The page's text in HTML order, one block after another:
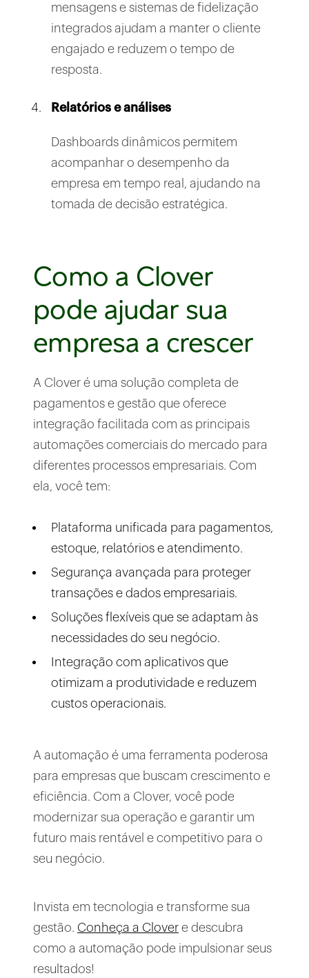
mensagens e sistemas de fidelização
integrados ajudam a manter o cliente
engajado e reduzem o tempo de
resposta.
Relatórios e análises
Dashboards dinâmicos permitem
acompanhar o desempenho da
empresa em tempo real, ajudando na
tomada de decisão estratégica.
Como a Clover
pode ajudar sua
empresa a crescer
A Clover é uma solução completa de
pagamentos e gestão que oferece
integração facilitada com as principais
automações comerciais do mercado para
diferentes processos empresariais. Com
ela, você tem:
Plataforma unificada para pagamentos,
estoque, relatórios e atendimento.
Segurança avançada para proteger
transações e dados empresariais.
Soluções flexíveis que se adaptam às
necessidades do seu negócio.
Integração com aplicativos que
otimizam a produtividade e reduzem
custos operacionais.
A automação é uma ferramenta poderosa
para empresas que buscam crescimento e
eficiência. Com a Clover, você pode
modernizar sua operação e garantir um
futuro mais rentável e competitivo para o
seu negócio.
Invista em tecnologia e transforme sua
gestão. Conheça a Clover e descubra
como a automação pode impulsionar seus
resultados!